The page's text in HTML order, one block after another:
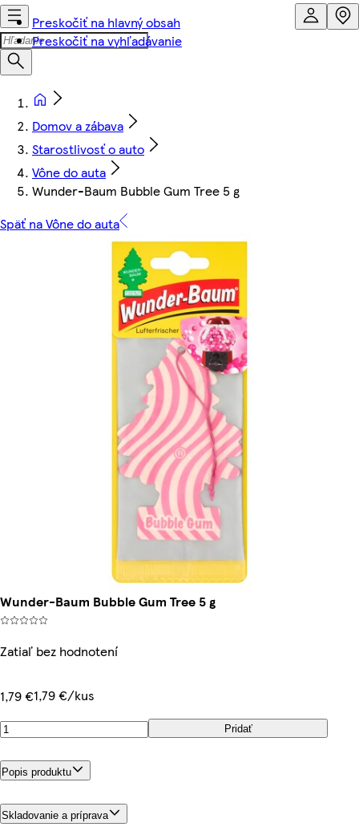
Preskočiť na hlavný obsah
Preskočiť na vyhľadávanie
Domov a zábava
Starostlivosť o auto
Vône do auta
Wunder-Baum Bubble Gum Tree 5 g
Späť na Vône do auta
Wunder-Baum Bubble Gum Tree 5 g
Zatiaľ bez hodnotení
1,79 €1,79 €/kus
Pridať
Popis produktu
Skladovanie a príprava